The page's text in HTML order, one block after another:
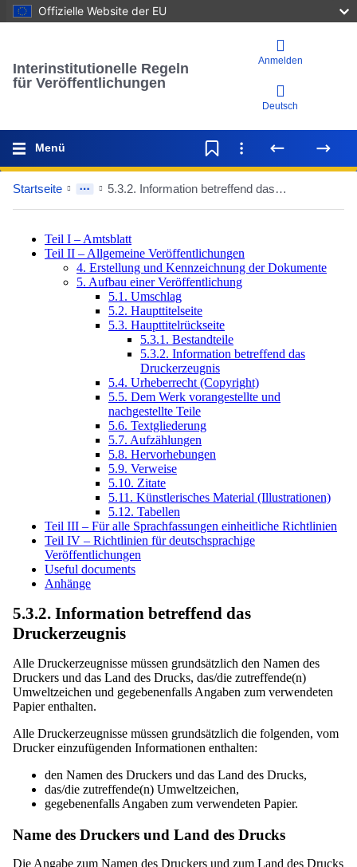
Offizielle Website der EU
Interinstitutionelle Regeln
für Veröffentlichungen
Anmelden
Deutsch
Menü
Startseite 5.3.2. Information betreffend das Druckerzeugnis